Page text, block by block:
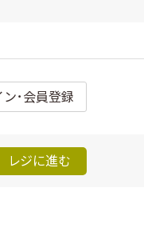
ン･会員登録
レジに進む